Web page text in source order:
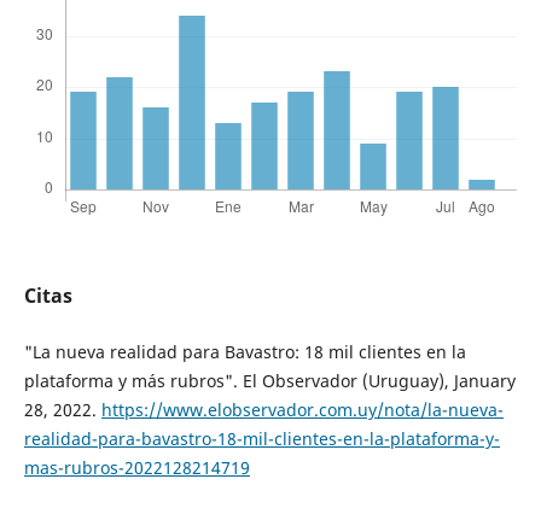
Citas
"La nueva realidad para Bavastro: 18 mil clientes en la
plataforma y más rubros". El Observador (Uruguay), January
28, 2022. https://www.elobservador.com.uy/nota/la-nueva-
realidad-para-bavastro-18-mil-clientes-en-la-plataforma-y-
mas-rubros-2022128214719